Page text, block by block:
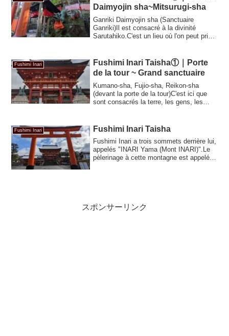
Daimyojin sha~Mitsurugi-sha
Ganriki Daimyojin sha (Sanctuaire
Ganriki)Il est consacré à la divinité
Sarutahiko.C'est un lieu où l'on peut prier
Fushimi Inari
Fushimi Inari Taisha①｜Porte
de la tour ~ Grand sanctuaire
Kumano-sha, Fujio-sha, Reikon-sha
(devant la porte de la tour)C'est ici que
sont consacrés la terre, les gens, les
Fushimi Inari Fushimi Inari Taisha
Fushimi Inari a trois sommets derrière lui,
appelés "INARI Yama (Mont INARI)".Le
pèlerinage à cette montagne est appelé
スポンサーリンク